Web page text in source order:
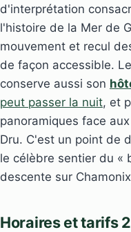
d'interprétation
l'histoire de la Mer de
mouvement et recul
de façon accessible.
conserve aussi son
peut passer la nuit, et
panoramiques face
Dru. C'est un point de
le célèbre sentier du «
descente sur
Horaires et tarifs